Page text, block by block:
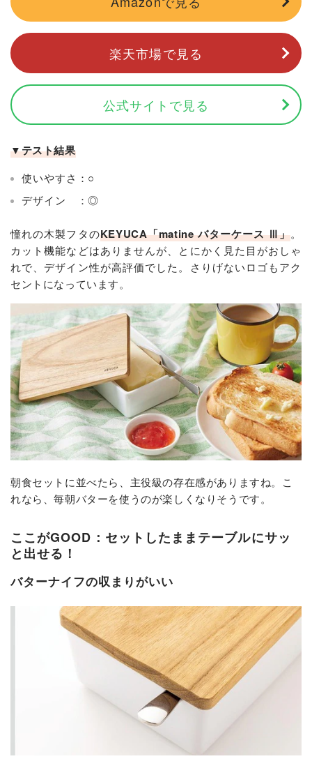
楽天市場で見る
公式サイトで見る
▼テスト結果
使いやすさ：○
デザイン ：◎
憧れの木製フタのKEYUCA「matine バターケース Ⅲ」。
カット機能などはありませんが、とにかく見た目がおしゃ
れで、デザイン性が高評価でした。さりげないロゴもアク
セントになっています。
朝食セットに並べたら、主役級の存在感がありますね。こ
れなら、毎朝バターを使うのが楽しくなりそうです。
ここがGOOD：セットしたままテーブルにサッ
と出せる！
バターナイフの収まりがいい